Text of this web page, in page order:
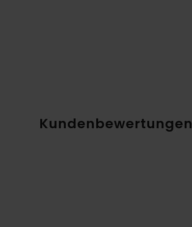
Kundenbewertungen